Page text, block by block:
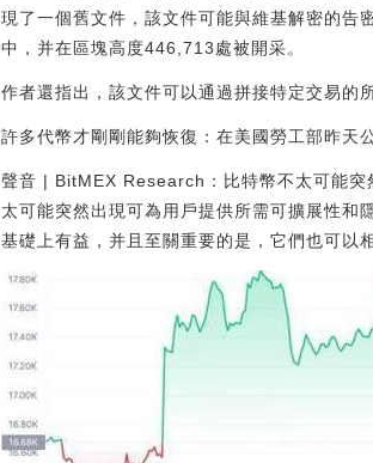
現了一個舊文件，該文件可能與維基解密的
中，并在區塊高度446,713處被開采。
作者還指出，該文件可以通過拼接特定交易
許多代幣才剛剛能夠恢復：在美國勞工部昨天
聲音 | BitMEX Research：比特幣不太可能
太可能突然出現可為用戶提供所需可擴展性和
基礎上有益，并且至關重要的是，它們也可以